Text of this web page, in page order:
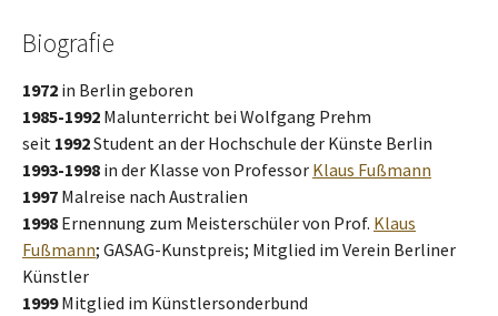
Biografie
1972 in Berlin geboren
1985-1992 Malunterricht bei Wolfgang Prehm
seit 1992Student an der Hochschule der Künste Berlin
1993-1998 in der Klasse von Professor Klaus Fußmann
1997 Malreise nach Australien
1998 Ernennung zum Meisterschüler von Prof. Klaus
Fußmann; GASAG-Kunstpreis; Mitglied im Verein Berliner
Künstler
1999Mitglied im Künstlersonderbund